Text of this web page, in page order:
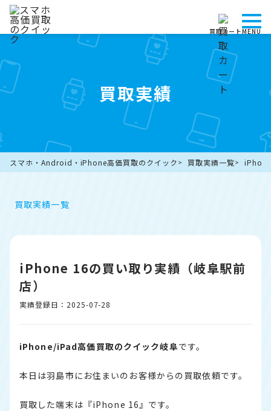
買取カートMENU
買取実績
スマホ・Android・iPhone高価買取のクイック 買取実績一覧
買取実績一覧
iPhone 16の買い取り実績（岐阜駅前
店）
実績登録日：2025-07-28
iPhone/iPad高価買取のクイック岐阜です。
本日は羽島市にお住まいのお客様からの買取依頼です。
買取した端末は『iPhone 16』です。